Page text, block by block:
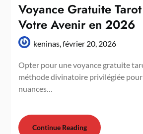
Voyance Gratuite
Votre Avenir en 2026
keninas,février 20, 2026
Opter pour une voyance gratuite
méthode divinatoire privilégiée
nuances…
Continue Reading